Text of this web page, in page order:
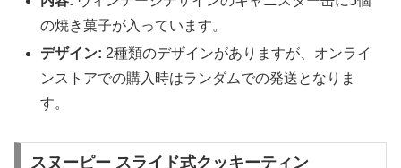
の焼き菓子が入っています。
デザイン: 2種類のデザインがありますが、オンライ
ンストアでの購入時はランダムでの発送となりま
す。
スヌーピー スライド式クッキーティン